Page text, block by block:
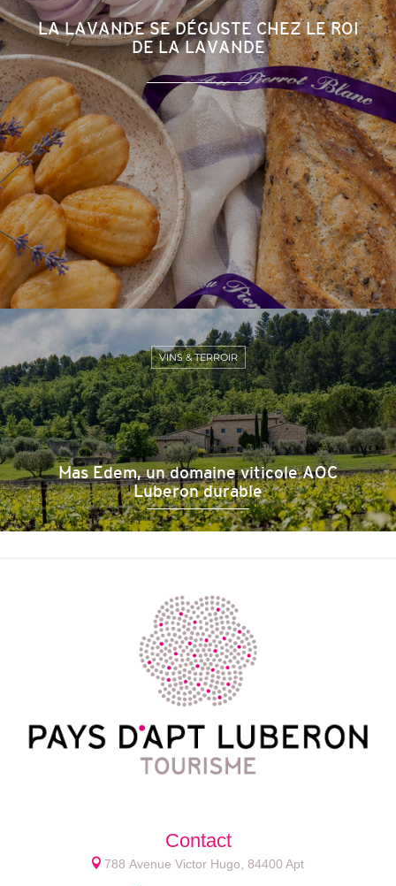
LA LAVANDE SE DÉGUSTE CHEZ LE ROI
DE LA LAVANDE
Mas Edem, un domaine viticole AOC
Luberon durable
VINS & TERROIR
Contact
788 Avenue Victor Hugo, 84400 Apt